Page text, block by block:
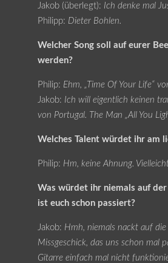
Jakob (überlegt): Ich denke mal
Philipp: Dieter Bohlen.
Welcher Song soll auf eurer
werden?
Philip: Ehm, „Time Of Your Life“
Jakob: Ich will eigentlich keinen
von Portugal. The Man „All You
Welches Talent würdet ihr am
Philip: Hm, keine Ahnung.
Was würdet ihr niemals auf der
ist euch schon passiert?
Jakob: Hmh, niemals nackt auf
Missgeschick, das uns schon mal
Gitarre einfach mal nicht